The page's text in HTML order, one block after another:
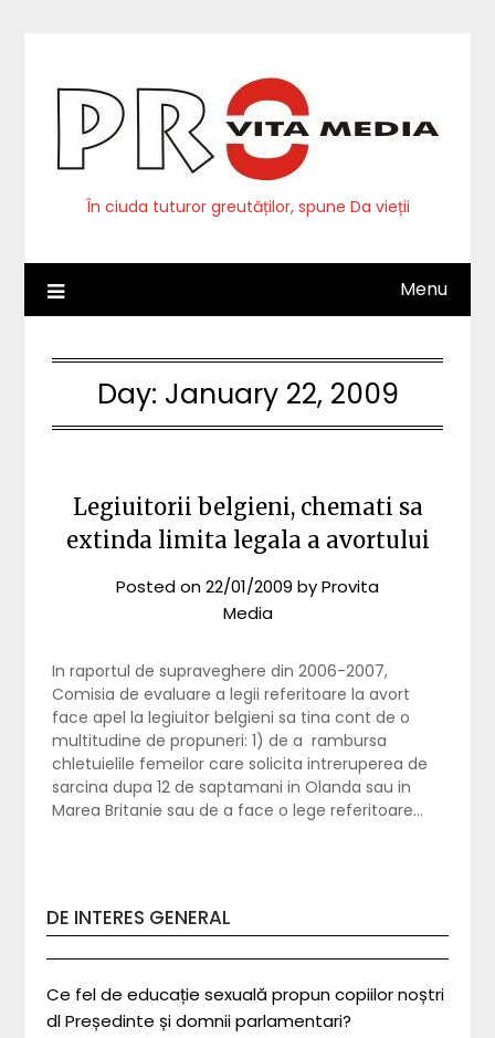
În ciuda tuturor greutăților, spune Da vieții
Menu
Day: January 22, 2009
Legiuitorii belgieni, chemati sa
extinda limita legala a avortului
Posted on22/01/2009 byProvita
Media
In raportul de supraveghere din 2006-2007,
Comisia de evaluare a legii referitoare la avort
face apel la legiuitor belgieni sa tina cont de o
multitudine de propuneri: 1) de a rambursa
chletuielile femeilor care solicita intreruperea de
sarcina dupa 12 de saptamani in Olanda sau in
Marea Britanie sau de a face o lege referitoare…
DE INTERES GENERAL
Ce fel de educație sexuală propun copiilor noștri
dl Președinte și domnii parlamentari?